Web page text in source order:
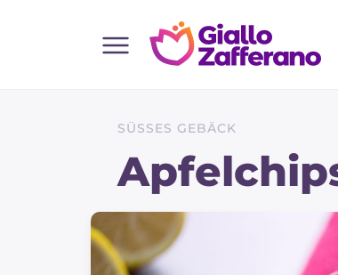
Hauptgerichte
SÜSSES GEBÄCK